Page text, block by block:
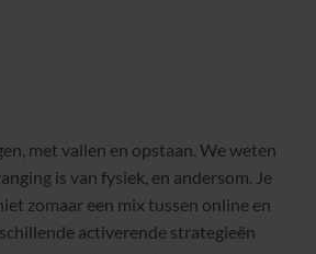
met vallen en opstaan. We weten
is van fysiek, en andersom. Je
zomaar een mix tussen online en
activerende strategieën